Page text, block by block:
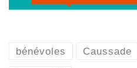
bénévoles Caussade